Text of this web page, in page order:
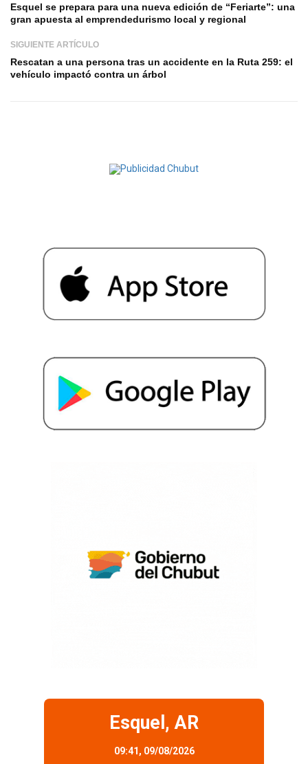
Esquel se prepara para una nueva edición de “Feriarte”: una
gran apuesta al emprendedurismo local y regional
SIGUIENTE ARTÍCULO
Rescatan a una persona tras un accidente en la Ruta 259: el
vehículo impactó contra un árbol
Esquel, AR
09:41, 09/08/2026